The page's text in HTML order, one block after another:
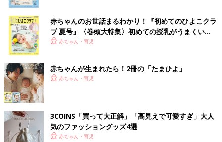
赤ちゃんのお世話まるわかり！『初めてのひよこクラ
ブ 夏号』〈巻頭大特集〉初めての授乳がうまくい
く！ おっぱい・ミルクの基本と夏のトラブル 解決テ
赤ちゃん・育児
赤ちゃんが生まれたら！2冊の「たまひよ」
赤ちゃん・育児
3COINS「買って大正解」「高見えで可愛すぎ」大人
気のファッショングッズ4選
赤ちゃん・育児